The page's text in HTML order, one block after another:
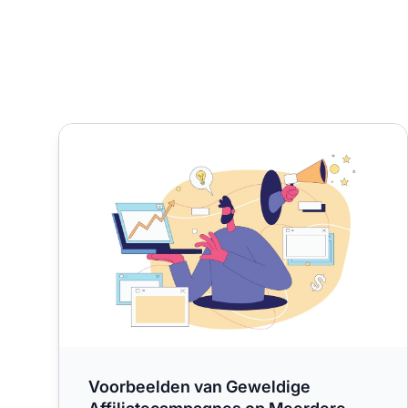
Voorbeelden van Geweldige Affiliatecampagnes op
Voorbeelden van Geweldige